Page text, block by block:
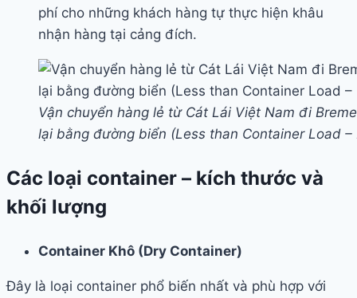
phí cho những khách hàng tự thực hiện khâu
nhận hàng tại cảng đích.
Vận chuyển hàng lẻ từ Cát Lái Việt Nam đi
lại bằng đường biển (Less than Container Load –
Các loại container – kích thước và
khối lượng
Container Khô (Dry Container)
Đây là loại container phổ biến nhất và phù hợp với